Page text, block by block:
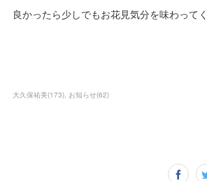
良かったら少しでもお花見気分を味わって
大久保祐美(173) お知らせ(62)